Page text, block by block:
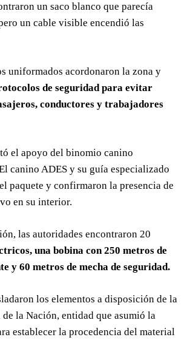
un saco blanco que parecía
un cable visible encendió las
uniformados acordonaron la zona y
de seguridad para evitar
conductores y trabajadores
el apoyo del binomio canino
canino ADES y su guía especializado
paquete y confirmaron la presencia de
en su interior.
las autoridades encontraron 20
una bobina con 250 metros de
y 60 metros de mecha de seguridad.
los elementos a disposición de la
la Nación, entidad que asumió la
establecer la procedencia del material